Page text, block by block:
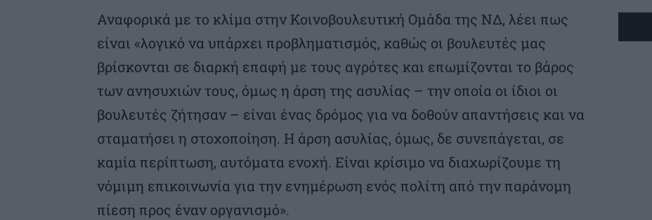
Αναφορικά με το κλίμα στην Κοινοβουλευτική Ομάδα της ΝΔ, λέει πως
είναι «λογικό να υπάρχει προβληματισμός, καθώς οι βουλευτές μας
βρίσκονται σε διαρκή επαφή με τους αγρότες και επωμίζονται το βάρος
των ανησυχιών τους, όμως η άρση της ασυλίας – την οποία οι ίδιοι οι
βουλευτές ζήτησαν – είναι ένας δρόμος για να δοθούν απαντήσεις και να
σταματήσει η στοχοποίηση. Η άρση ασυλίας, όμως, δε συνεπάγεται, σε
καμία περίπτωση, αυτόματα ενοχή. Είναι κρίσιμο να διαχωρίζουμε τη
νόμιμη επικοινωνία για την ενημέρωση ενός πολίτη από την παράνομη
πίεση προς έναν οργανισμό».